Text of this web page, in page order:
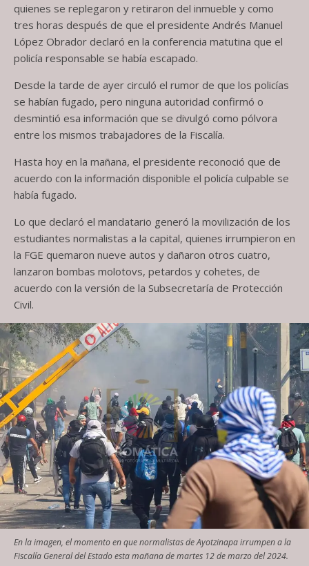
quienes se replegaron y retiraron del inmueble y como
tres horas después de que el presidente Andrés Manuel
López Obrador declaró en la conferencia matutina que el
policía responsable se había escapado.
Desde la tarde de ayer circuló el rumor de que los policías
se habían fugado, pero ninguna autoridad confirmó o
desmintió esa información que se divulgó como pólvora
entre los mismos trabajadores de la Fiscalía.
Hasta hoy en la mañana, el presidente reconoció que de
acuerdo con la información disponible el policía culpable se
había fugado.
Lo que declaró el mandatario generó la movilización de los
estudiantes normalistas a la capital, quienes irrumpieron en
la FGE quemaron nueve autos y dañaron otros cuatro,
lanzaron bombas molotovs, petardos y cohetes, de
acuerdo con la versión de la Subsecretaría de Protección
Civil.
En la imagen, el momento en que normalistas de Ayotzinapa irrumpen a la
Fiscalía General del Estado esta mañana de martes 12 de marzo del 2024.